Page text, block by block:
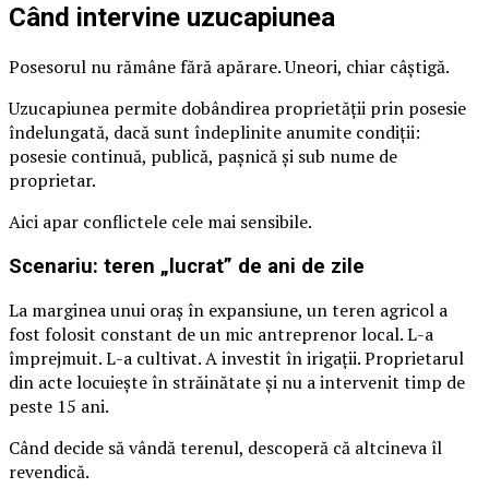
Când intervine uzucapiunea
Posesorul nu rămâne fără apărare. Uneori, chiar câștigă.
Uzucapiunea permite dobândirea proprietății prin posesie
îndelungată, dacă sunt îndeplinite anumite condiții:
posesie continuă, publică, pașnică și sub nume de
proprietar.
Aici apar conflictele cele mai sensibile.
Scenariu: teren „lucrat” de ani de zile
La marginea unui oraș în expansiune, un teren agricol a
fost folosit constant de un mic antreprenor local. L-a
împrejmuit. L-a cultivat. A investit în irigații. Proprietarul
din acte locuiește în străinătate și nu a intervenit timp de
peste 15 ani.
Când decide să vândă terenul, descoperă că altcineva îl
revendică.